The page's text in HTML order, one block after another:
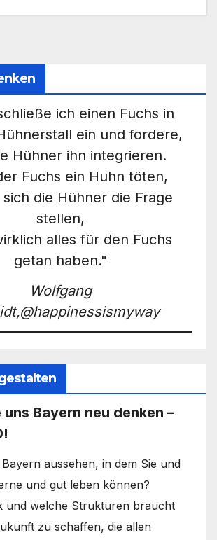
ich einen Fuchs in
ein und fordere,
Hühner ihn integrieren.
Fuchs ein Huhn töten,
sich die Hühner die Frage
stellen,
alles für den Fuchs
getan haben."
Wolfgang
uns Bayern neu denken –
aussehen, in dem Sie und
und gut leben können?
und welche Strukturen braucht
zu schaffen, die allen